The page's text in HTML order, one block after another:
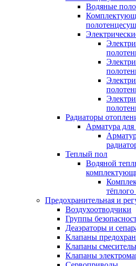
Водяные
Радиаторы
Арматура для
Теплый пол
Водяной
Предохранительная и
Воздухоотводчики
Группы
Деаэраторы и
Клапаны
Клапаны
Клапаны